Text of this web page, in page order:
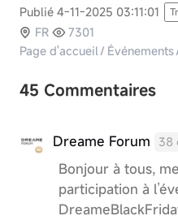
Publié 4-11-2025 03:11:01
FR
7301
Page d'accueil / Événements
45 Commentaires
Dreame Forum 38
Bonjour à tous,
participation à